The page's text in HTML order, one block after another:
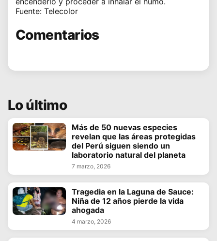
Fuente: Telecolor
Comentarios
Lo último
Más de 50 nuevas especies
revelan que las áreas protegidas
del Perú siguen siendo un
laboratorio natural del planeta
7 marzo, 2026
Tragedia en la Laguna de Sauce:
Niña de 12 años pierde la vida
ahogada
4 marzo, 2026